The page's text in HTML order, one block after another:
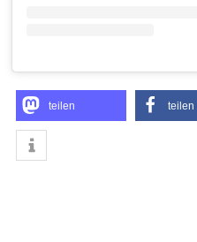
teilen teilen